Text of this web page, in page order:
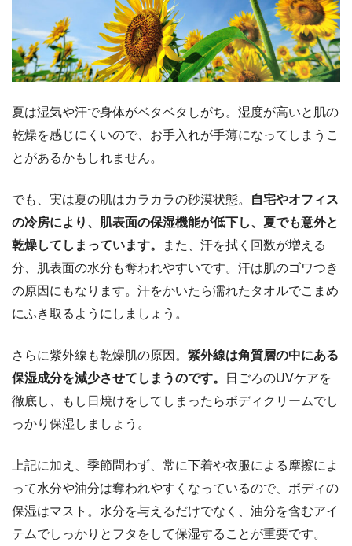
夏は湿気や汗で身体がベタベタしがち。湿度が高いと肌の
乾燥を感じにくいので、お手入れが手薄になってしまうこ
とがあるかもしれません。
でも、実は夏の肌はカラカラの砂漠状態。
自宅やオフィス
の冷房により、肌表面の保湿機能が低下し、夏でも意外と
乾燥してしまっています。
また、汗を拭く回数が増える
分、肌表面の水分も奪われやすいです。汗は肌のゴワつき
の原因にもなります。汗をかいたら濡れたタオルでこまめ
にふき取るようにしましょう。
さらに紫外線も乾燥肌の原因。 紫外線は角質層の中にある
保湿成分を減少させてしまうのです。
日ごろのUVケアを
徹底し、もし日焼けをしてしまったらボディクリームでし
っかり保湿しましょう。
上記に加え、季節問わず、常に下着や衣服による摩擦によ
って水分や油分は奪われやすくなっているので、ボディの
保湿はマスト。水分を与えるだけでなく、油分を含むアイ
テムでしっかりとフタをして保湿することが重要です。